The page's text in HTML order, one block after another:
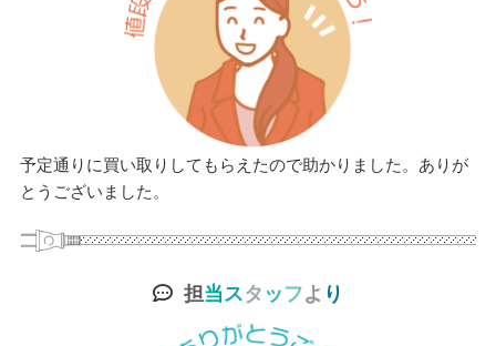
予定通りに買い取りしてもらえたので助かりました。ありが
とうございました。
担当スタ ッ フよ り